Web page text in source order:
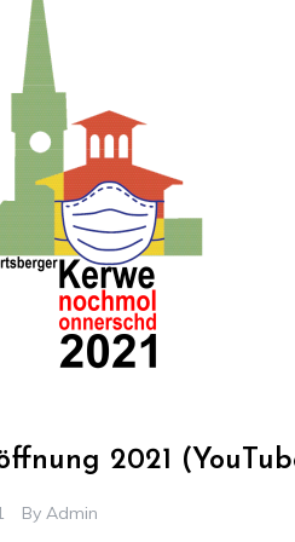
2021
By Admin